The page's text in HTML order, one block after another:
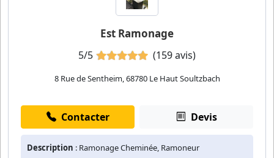
Est Ramonage
5/5 (159 avis)
8 Rue de Sentheim, 68780 Le Haut Soultzbach
Contacter Devis
Description : Ramonage Cheminée, Ramoneur